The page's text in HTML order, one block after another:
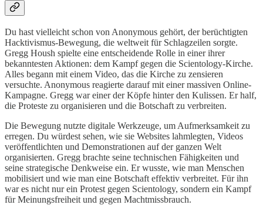
Du hast vielleicht schon von Anonymous gehört, der berüchtigten
Hacktivismus-Bewegung, die weltweit für Schlagzeilen sorgte.
Gregg Housh spielte eine entscheidende Rolle in einer ihrer
bekanntesten Aktionen: dem Kampf gegen die Scientology-Kirche.
Alles begann mit einem Video, das die Kirche zu zensieren
versuchte. Anonymous reagierte darauf mit einer massiven Online-
Kampagne. Gregg war einer der Köpfe hinter den Kulissen. Er half,
die Proteste zu organisieren und die Botschaft zu verbreiten.
Die Bewegung nutzte digitale Werkzeuge, um Aufmerksamkeit zu
erregen. Du würdest sehen, wie sie Websites lahmlegten, Videos
veröffentlichten und Demonstrationen auf der ganzen Welt
organisierten. Gregg brachte seine technischen Fähigkeiten und
seine strategische Denkweise ein. Er wusste, wie man Menschen
mobilisiert und wie man eine Botschaft effektiv verbreitet. Für ihn
war es nicht nur ein Protest gegen Scientology, sondern ein Kampf
für Meinungsfreiheit und gegen Machtmissbrauch.